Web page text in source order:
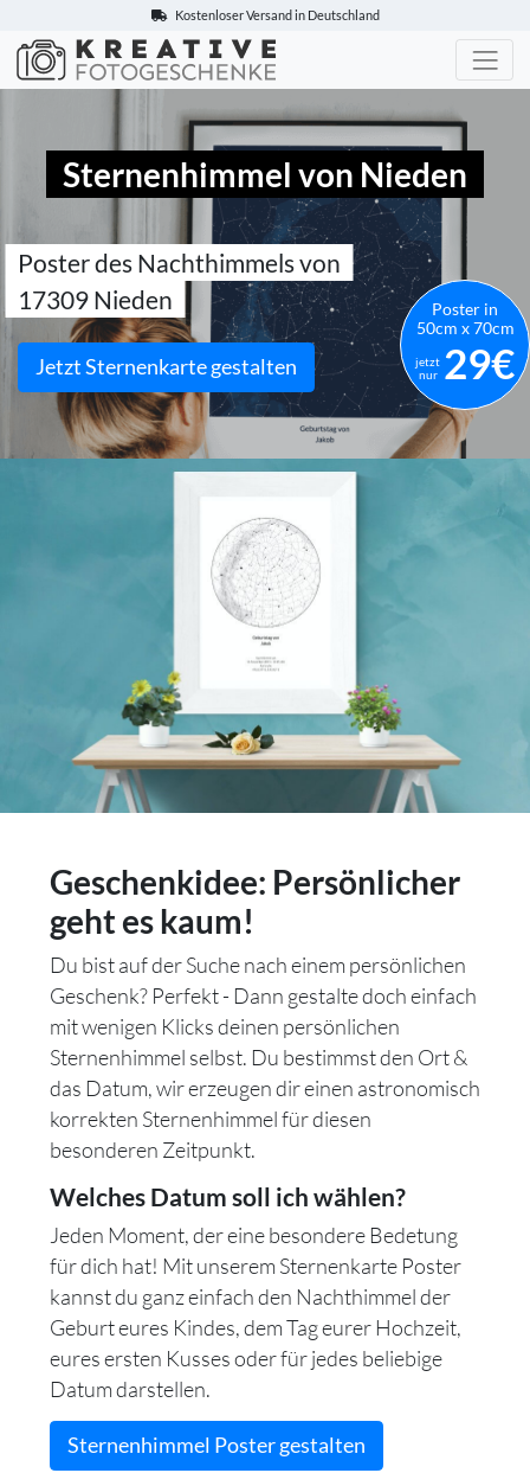
Kostenloser Versand in Deutschland
Kreative-Fotogeschenke.de
Sternenhimmel von Nieden
Poster des Nachthimmels von
17309 Nieden
Jetzt Sternenkarte gestalten
Poster in
50cm x 70cm
jetzt
nur 29€
Geschenkidee: Persönlicher
geht es kaum!
Du bist auf der Suche nach einem persönlichen
Geschenk? Perfekt - Dann gestalte doch einfach
mit wenigen Klicks deinen persönlichen
Sternenhimmel selbst. Du bestimmst den Ort &
das Datum, wir erzeugen dir einen astronomisch
korrekten Sternenhimmel für diesen
besonderen Zeitpunkt.
Welches Datum soll ich wählen?
Jeden Moment, der eine besondere Bedetung
für dich hat! Mit unserem Sternenkarte Poster
kannst du ganz einfach den Nachthimmel der
Geburt eures Kindes, dem Tag eurer Hochzeit,
eures ersten Kusses oder für jedes beliebige
Datum darstellen.
Sternenhimmel Poster gestalten